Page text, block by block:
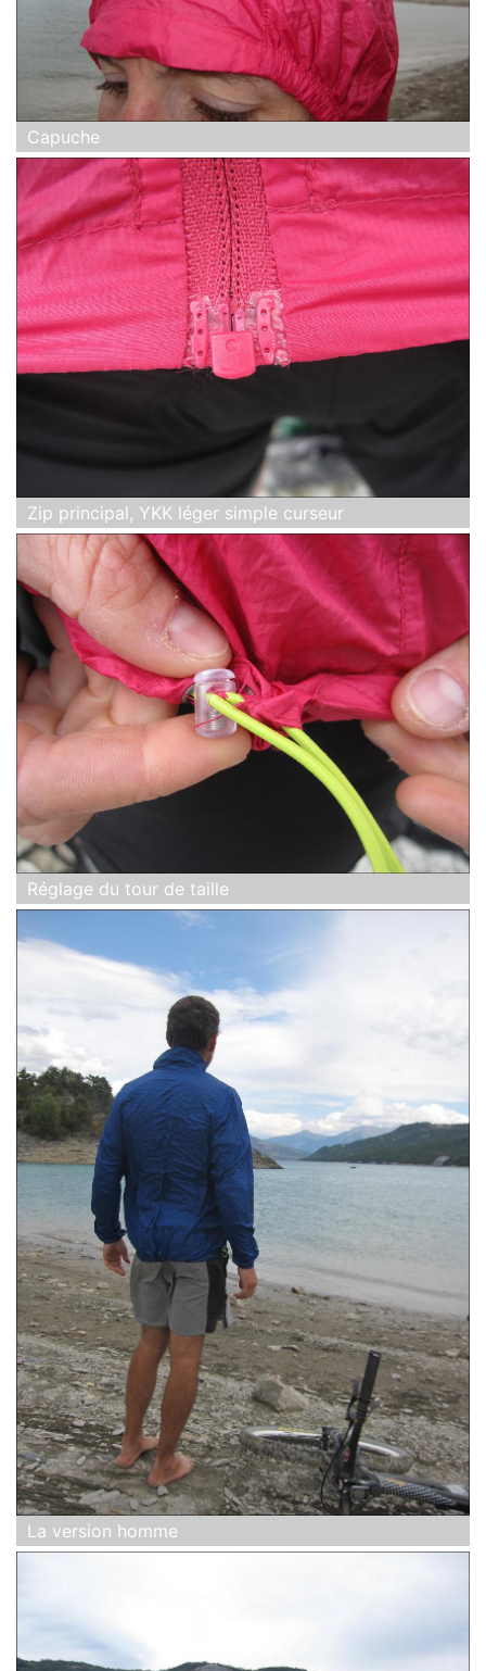
Capuche
Zip principal, YKK léger simple curseur
Réglage du tour de taille
La version homme